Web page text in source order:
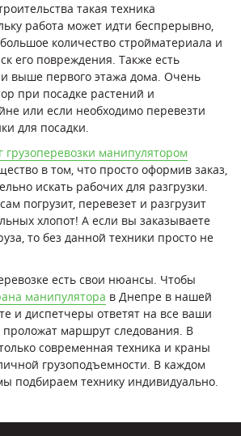
такая техника
работа может идти беспрерывно,
количество стройматериала и
его повреждения. Также есть
выше первого этажа дома. Очень
при посадке растений и
или если необходимо перевезти
для посадки.
грузоперевозки манипулятором
в том, что просто оформив заказ,
искать рабочих для разгрузки.
погрузит, перевезет и разгрузит
хлопот! А если вы заказываете
то без данной техники просто не
есть свои нюансы. Чтобы
манипулятора в Днепре в нашей
и диспетчеры ответят на все ваши
проложат маршрут следования. В
современная техника и краны
грузоподъемности. В каждом
подбираем технику индивидуально.